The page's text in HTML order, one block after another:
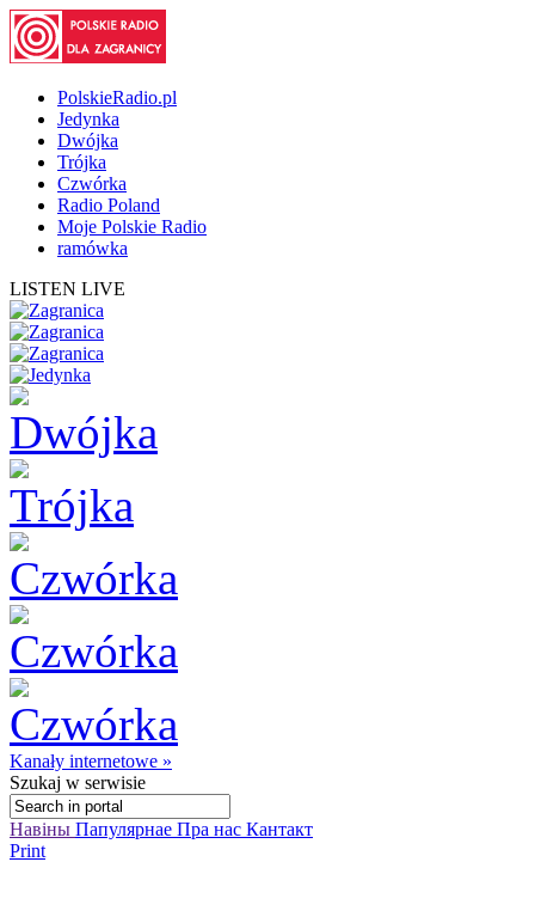
PolskieRadio.pl
Jedynka
Dwójka
Trójka
Czwórka
Radio Poland
Moje Polskie Radio
ramówka
LISTEN LIVE
Kanały internetowe »
Szukaj w serwisie
Навіны Папулярнае Пра нас Кантакт
Print